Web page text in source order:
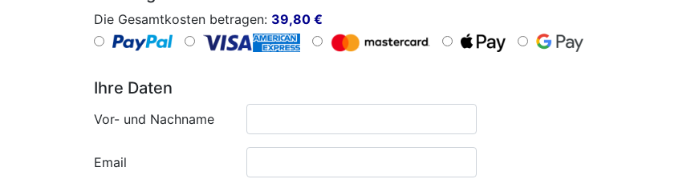
Die Gesamtkosten betragen: 39,80 €
Ihre Daten
Vor- und Nachname
Email